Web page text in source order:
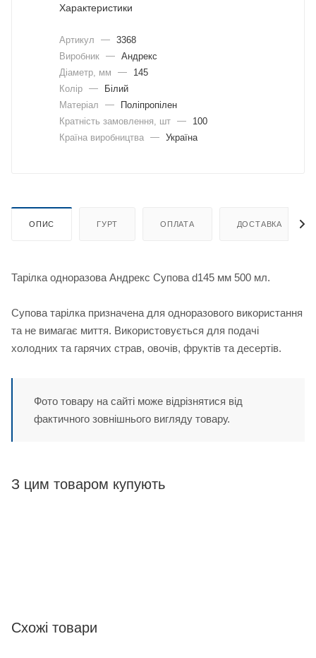
Характеристики
Артикул — 3368
Виробник — Андрекс
Діаметр, мм
—
145
Колір —
Білий
Матеріал
—
Поліпропілен
Кратність замовлення, шт —
100
Країна виробництва — Україна
ОПИС ГУРТ ОПЛАТА ДОСТАВКА
Тарілка одноразова Андрекс Супова d145 мм 500 мл.
Супова тарілка призначена для одноразового використання
та не вимагає миття. Використовується для подачі
холодних та гарячих страв, овочів, фруктів та десертів.
Фото товару на сайті може відрізнятися від
фактичного зовнішнього вигляду товару.
З цим товаром купують
Схожі товари